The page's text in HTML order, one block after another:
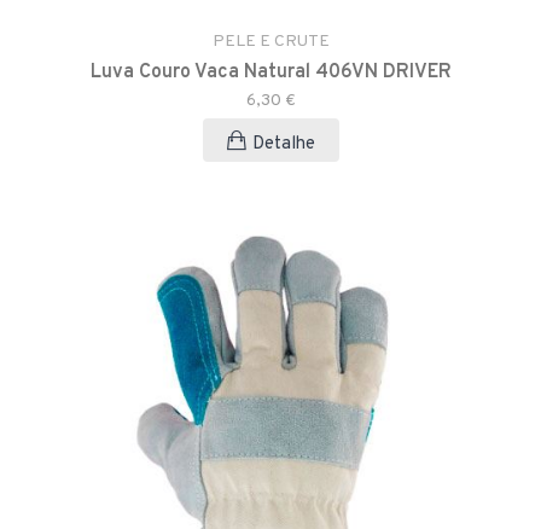
PELE E CRUTE
Luva Couro Vaca Natural 406VN DRIVER
6,30 €
Detalhe